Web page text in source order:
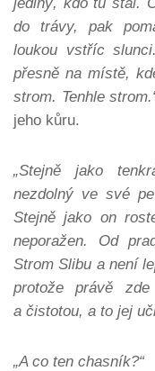
do trávy, pak
loukou vstříc
přesně na místě,
strom. Tenhle
jeho kůru.
„Stejně jako
nezdolný ve své
Stejně jako on
neporažen. Od
Strom Slibu a není
protože právě
a čistotou, a to jej
„A co ten chasník?“